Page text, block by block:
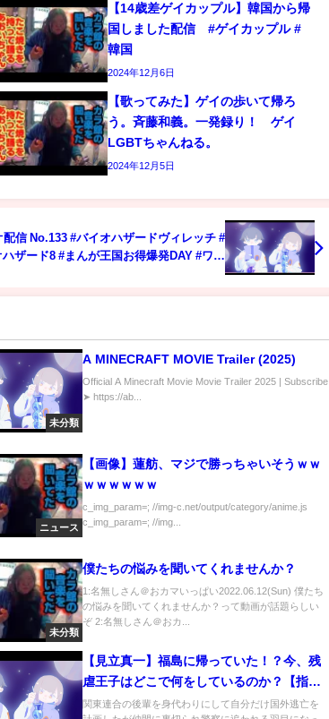
【14歳差ゲイカップル】韓国から帰
国しました配信 #ゲイカップル #
韓国
2024年12月6日
【歌ってみた】ゲイの歩いて帰ろ
う。斉藤和義。一発録り！ ゲイ
LGBTちゃんねる。
2024年12月5日
配信 No.133 #バイオハザードヴィレッチ #
ザード8 #まんが王国お得爆発DAY #ワー
未分類
A MINECRAFT MOVIE Trailer (2025)
Official A Minecraft Movie Movie Trailer 2025 | Subscribe
➤ https://ab...
ニュース
【画像】蓮舫、マジで勝っちゃいそうｗｗ
ｗｗｗｗｗｗ
c_img_param=; //img-c.net/output/category/anime.js
c_img_param=; //img...
未分類
僕たちの悩みを聞いてくれませんか？
1:名無しさん＠おカマいっぱい2022.06.12(Sun) 僕たち
の悩みを聞いてくれませんか？って動画が話題らしい
ぞ 2:名無しさん＠おカ...
【見立真一】福島に帰っていた！？今、残
虐王子はどこで何をしているのか？【指名
手配】
関東連合の後輩を身代わりにして自分だけ国外逃亡を